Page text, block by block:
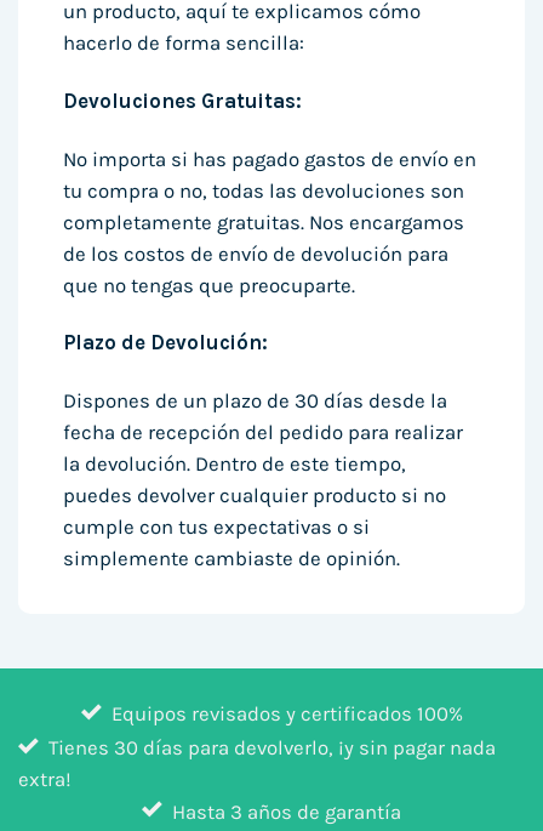
un producto, aquí te explicamos cómo
hacerlo de forma sencilla:
Devoluciones Gratuitas:
No importa si has pagado gastos de envío en
tu compra o no, todas las devoluciones son
completamente gratuitas. Nos encargamos
de los costos de envío de devolución para
que no tengas que preocuparte.
Plazo de Devolución:
Dispones de un plazo de 30 días desde la
fecha de recepción del pedido para realizar
la devolución. Dentro de este tiempo,
puedes devolver cualquier producto si no
cumple con tus expectativas o si
simplemente cambiaste de opinión.
Equipos revisados y certificados 100%
Tienes 30 días para devolverlo, ¡y sin pagar nada
extra!
Hasta 3 años de garantía